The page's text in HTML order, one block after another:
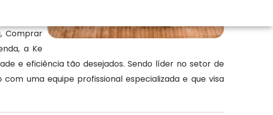
Comprar
a Ke
e eficiência tão desejados. Sendo líder no setor de
uma equipe profissional especializada e que visa